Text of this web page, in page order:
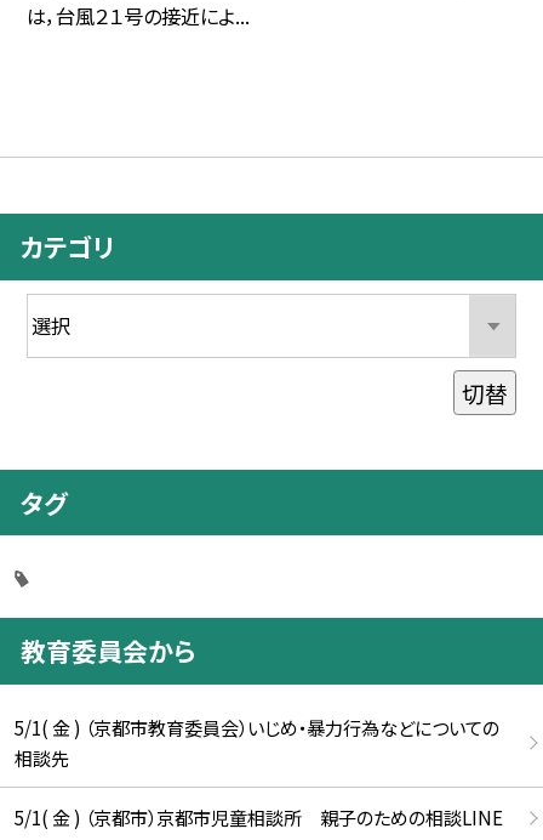
は，台風２１号の接近によ...
カテゴリ
切替
タグ
教育委員会から
5/1( 金 ) （京都市教育委員会）いじめ・暴力行為などについての
相談先
5/1( 金 ) （京都市）京都市児童相談所 親子のための相談LINE